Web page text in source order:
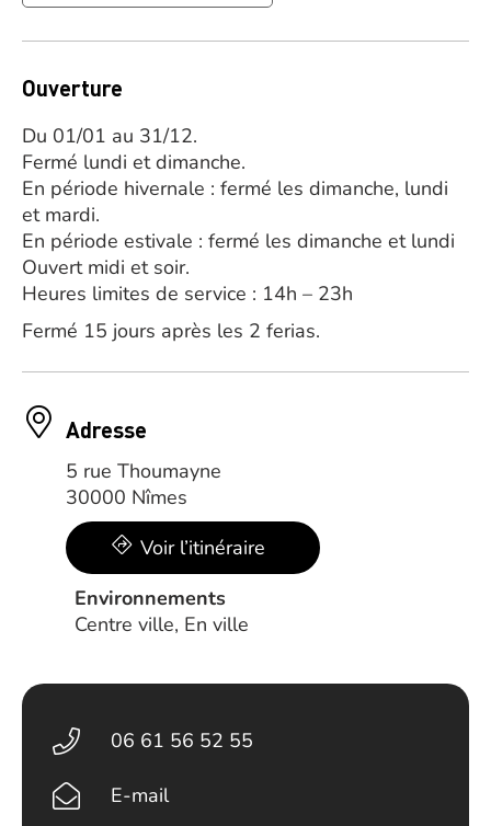
Ouverture
Du 01/01 au 31/12.
Fermé lundi et dimanche.
En période hivernale : fermé les dimanche, lundi
et mardi.
En période estivale : fermé les dimanche et lundi
Ouvert midi et soir.
Heures limites de service : 14h – 23h
Fermé 15 jours après les 2 ferias.
Adresse
5 rue Thoumayne
30000 Nîmes
Voir l’itinéraire
Environnements
Centre ville, En ville
06 61 56 52 55
E-mail